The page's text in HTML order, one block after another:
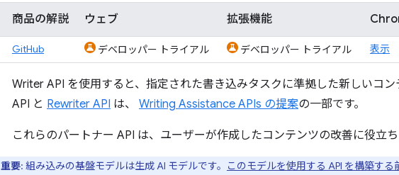
商品の解説 ウェブ 拡張機能
GitHub デベロッパー トライアル デベロッパー トライアル 表示
Writer API を使用すると、指定された書き込みタスクに準拠した新しいコ
API と Rewriter API は、 Writing Assistance APIs の提案の一部です。
これらのパートナー API は、ユーザーが作成したコンテンツの改善に役立ち
重要: 組み込みの基盤モデルは生成 AI モデルです。
このモデルを使用する API を構築す